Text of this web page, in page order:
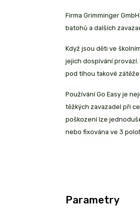
Firma Grimminger
batohů a dalších
Když jsou děti ve
jejich dospívání
pod tíhou takové
Používání Go Easy je
těžkých zavazadel při
poškození lze
nebo fixována ve 3
Parametry